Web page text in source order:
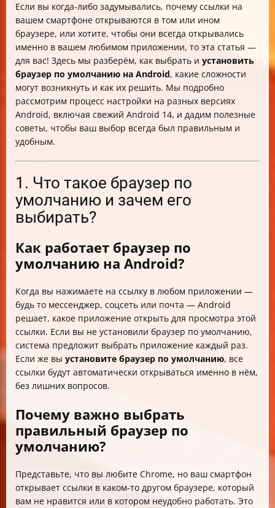
5. Полезные советы и рекомендации при выборе
браузера по умолчанию
Итог
Если вы когда-либо задумывались, почему ссылки на
вашем смартфоне открываются в том или ином
браузере, или хотите, чтобы они всегда открывались
именно в вашем любимом приложении, то эта статья —
для вас! Здесь мы разберём, как выбрать и установить
браузер по умолчанию на Android, какие сложности
могут возникнуть и как их решить. Мы подробно
рассмотрим процесс настройки на разных версиях
Android, включая свежий Android 14, и дадим полезные
советы, чтобы ваш выбор всегда был правильным и
удобным.
1. Что такое браузер по
умолчанию и зачем его
выбирать?
Как работает браузер по
умолчанию на Android?
Когда вы нажимаете на ссылку в любом приложении —
будь то мессенджер, соцсеть или почта — Android
решает, какое приложение открыть для просмотра этой
ссылки. Если вы не установили браузер по умолчанию,
система предложит выбрать приложение каждый раз.
Если же вы установите браузер по умолчанию, все
ссылки будут автоматически открываться именно в нём,
без лишних вопросов.
Почему важно выбрать
правильный браузер по
умолчанию?
Представьте, что вы любите Chrome, но ваш смартфон
открывает ссылки в каком-то другом браузере, который
вам не нравится или в котором неудобно работать. Это